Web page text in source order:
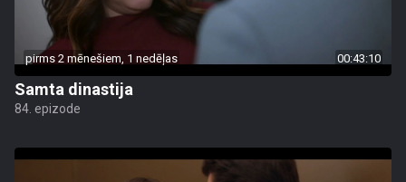
pirms 2 mēnešiem, 1 nedēļas 00:43:10
Samta dinastija
84. epizode